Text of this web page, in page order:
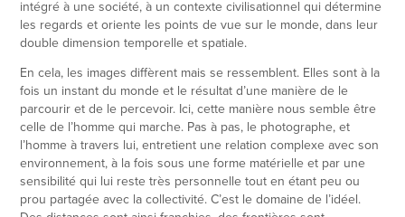
intégré à une société, à un contexte civilisationnel qui détermine
les regards et oriente les points de vue sur le monde, dans leur
double dimension temporelle et spatiale.
En cela, les images diffèrent mais se ressemblent. Elles sont à la
fois un instant du monde et le résultat d’une manière de le
parcourir et de le percevoir. Ici, cette manière nous semble être
celle de l’homme qui marche. Pas à pas, le photographe, et
l’homme à travers lui, entretient une relation complexe avec son
environnement, à la fois sous une forme matérielle et par une
sensibilité qui lui reste très personnelle tout en étant peu ou
prou partagée avec la collectivité. C’est le domaine de l’idéel.